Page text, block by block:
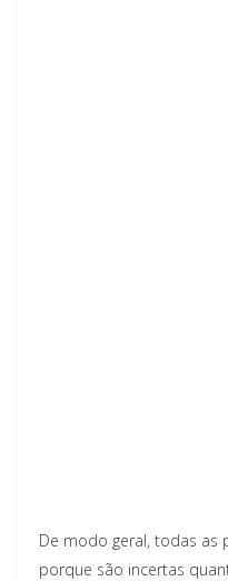
De modo geral, todas as
porque são incertas